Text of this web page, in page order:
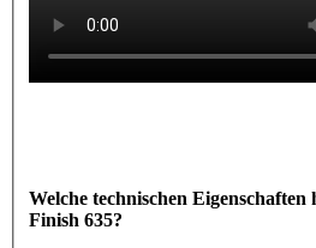
Welche technischen
Finish 635?